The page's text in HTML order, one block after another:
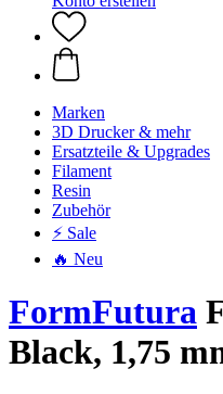
Marken
3D Drucker & mehr
Ersatzteile & Upgrades
Filament
Resin
Zubehör
⚡ Sale
🔥 Neu
FormFutura
Black, 1,75